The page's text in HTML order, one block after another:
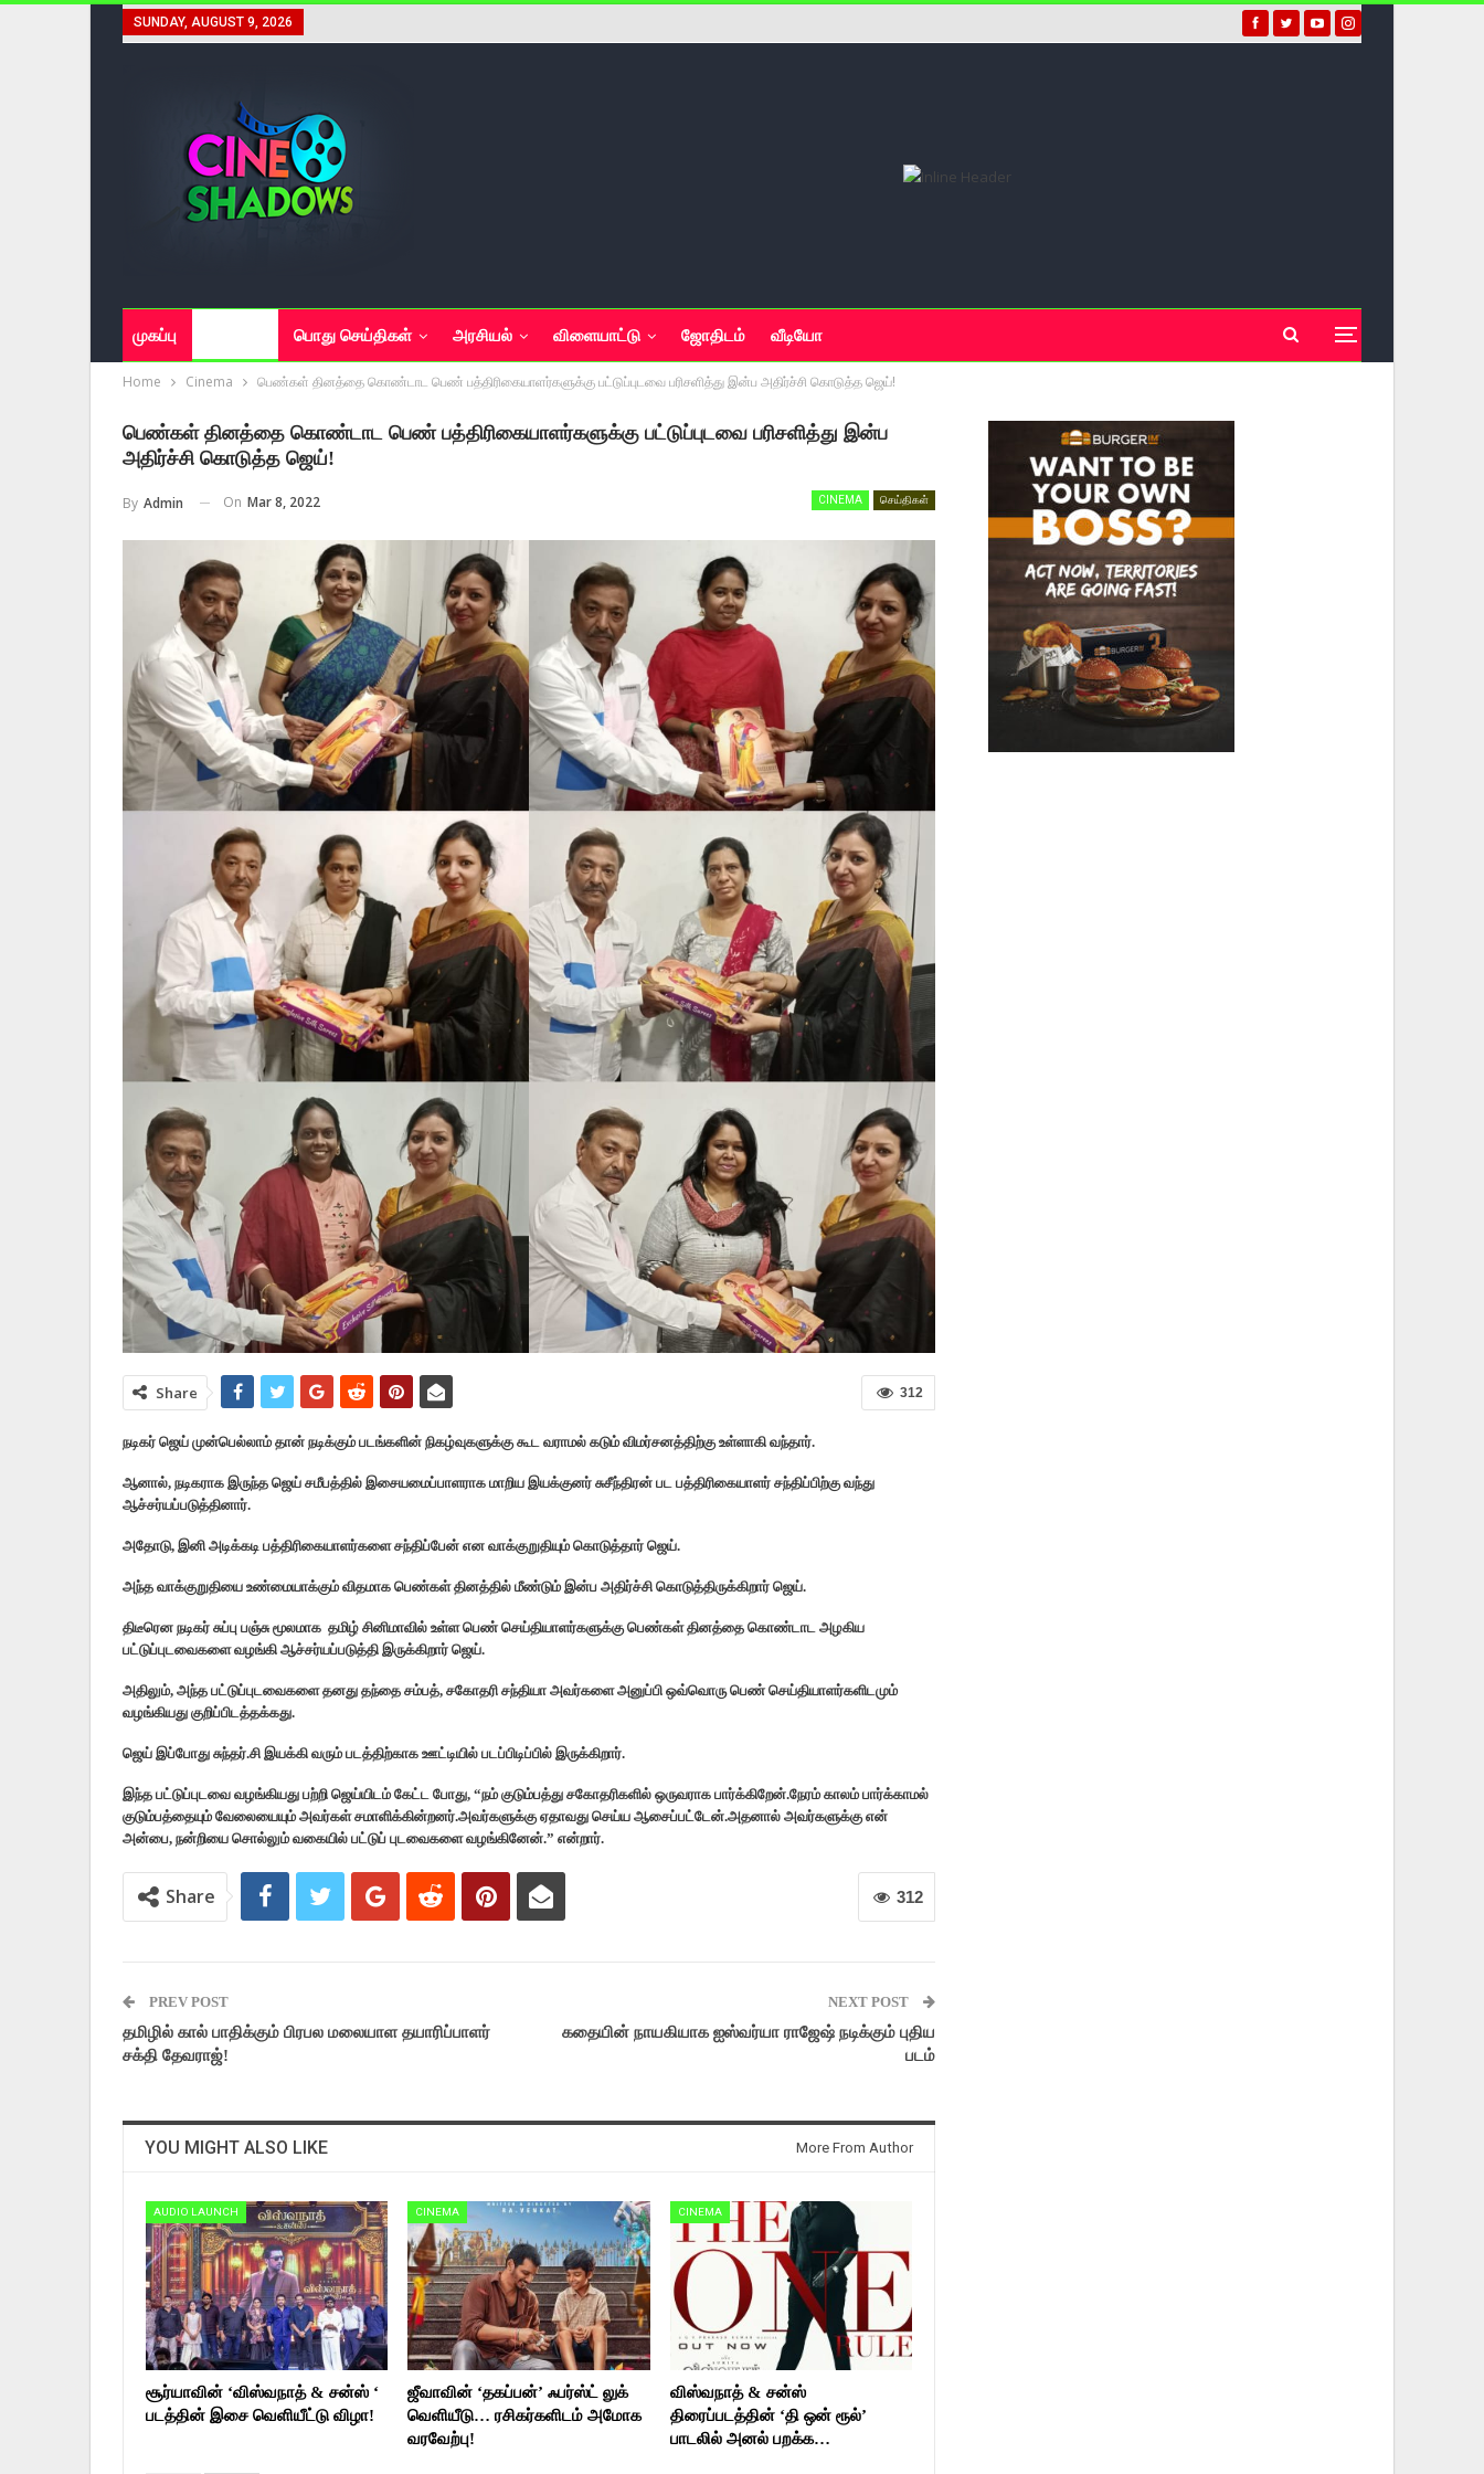
SUNDAY, AUGUST 9, 2026
முகப்பு பொது செய்திகள் அரசியல் விளையாட்டு ஜோதிடம் வீடியோ
Home Cinema பெண்கள் தினத்தை கொண்டாட பெண் பத்திரிகையாளர்களுக்கு பட்டுப்புடவை பரிசளித்து இன்ப அதிர்ச்சி கொடுத்த ஜெய்!
பெண்கள் தினத்தை கொண்டாட பெண் பத்திரிகையாளர்களுக்கு பட்டுப்புடவை பரிசளித்து இன்ப
அதிர்ச்சி கொடுத்த ஜெய்!
CINEMA செய்திகள்
By Admin On Mar 8, 2022
312
Share
நடிகர் ஜெய் முன்பெல்லாம் தான் நடிக்கும் படங்களின் நிகழ்வுகளுக்கு கூட வராமல் கடும் விமர்சனத்திற்கு உள்ளாகி வந்தார்.
ஆனால், நடிகராக இருந்த ஜெய் சமீபத்தில் இசையமைப்பாளராக மாறிய இயக்குனர் சுசீந்திரன் பட பத்திரிகையாளர் சந்திப்பிற்கு வந்து
ஆச்சர்யப்படுத்தினார்.
அதோடு, இனி அடிக்கடி பத்திரிகையாளர்களை சந்திப்பேன் என வாக்குறுதியும் கொடுத்தார் ஜெய்.
அந்த வாக்குறுதியை உண்மையாக்கும் விதமாக பெண்கள் தினத்தில் மீண்டும் இன்ப அதிர்ச்சி கொடுத்திருக்கிறார் ஜெய்.
திடீரென நடிகர் சுப்பு பஞ்சு மூலமாக தமிழ் சினிமாவில் உள்ள பெண் செய்தியாளர்களுக்கு பெண்கள் தினத்தை கொண்டாட அழகிய
பட்டுப்புடவைகளை வழங்கி ஆச்சர்யப்படுத்தி இருக்கிறார் ஜெய்.
அதிலும், அந்த பட்டுப்புடவைகளை தனது தந்தை சம்பத், சகோதரி சந்தியா அவர்களை அனுப்பி ஒவ்வொரு பெண் செய்தியாளர்களிடமும்
வழங்கியது குறிப்பிடத்தக்கது.
ஜெய் இப்போது சுந்தர்.சி இயக்கி வரும் படத்திற்காக ஊட்டியில் படப்பிடிப்பில் இருக்கிறார்.
இந்த பட்டுப்புடவை வழங்கியது பற்றி ஜெய்யிடம் கேட்ட போது, “நம் குடும்பத்து சகோதரிகளில் ஒருவராக பார்க்கிறேன்.நேரம் காலம் பார்க்காமல்
குடும்பத்தையும் வேலையையும் அவர்கள் சமாளிக்கின்றனர்.அவர்களுக்கு ஏதாவது செய்ய ஆசைப்பட்டேன்.அதனால் அவர்களுக்கு என்
அன்பை, நன்றியை சொல்லும் வகையில் பட்டுப் புடவைகளை வழங்கினேன்.” என்றார்.
312
Share
PREV POST
தமிழில் கால் பாதிக்கும் பிரபல மலையாள தயாரிப்பாளர்
சக்தி தேவராஜ்!
NEXT POST
கதையின் நாயகியாக ஐஸ்வர்யா ராஜேஷ் நடிக்கும் புதிய
படம்
YOU MIGHT ALSO LIKE More From Author
AUDIO LAUNCH
சூர்யாவின் ‘விஸ்வநாத் & சன்ஸ் ‘
படத்தின் இசை வெளியீட்டு விழா!
CINEMA
ஜீவாவின் ‘தகப்பன்’ ஃபர்ஸ்ட் லுக்
வெளியீடு… ரசிகர்களிடம் அமோக
வரவேற்பு!
CINEMA
விஸ்வநாத் & சன்ஸ்
திரைப்படத்தின் ‘தி ஒன் ரூல்’
பாடலில் அனல் பறக்க…